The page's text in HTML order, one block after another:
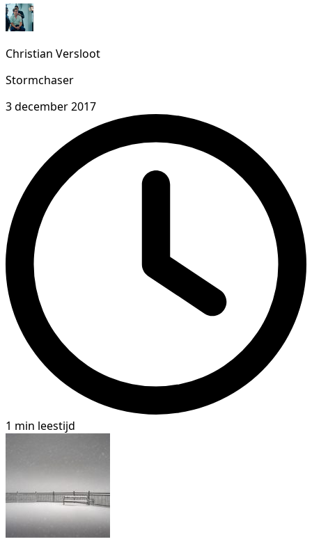
Christian Versloot
Stormchaser
3 december 2017
1 min leestijd